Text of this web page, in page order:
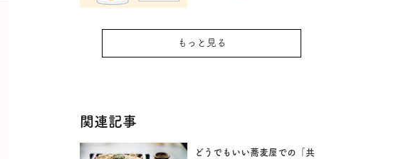
もっと見る
関連記事
どうでもいい蕎麦屋での「共